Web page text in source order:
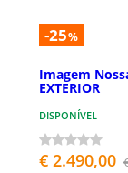
-25%
Imagem
EXTERIOR
DISPONÍVEL
€ 2.490,00